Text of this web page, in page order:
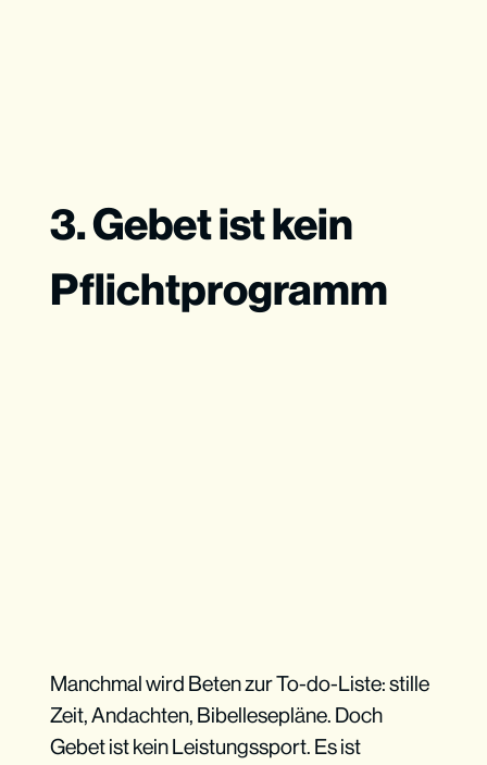
3. Gebet ist kein
Pflichtprogramm
Manchmal wird Beten zur To-do-Liste: stille
Zeit, Andachten, Bibellesepläne. Doch
Gebet ist kein Leistungssport. Es ist